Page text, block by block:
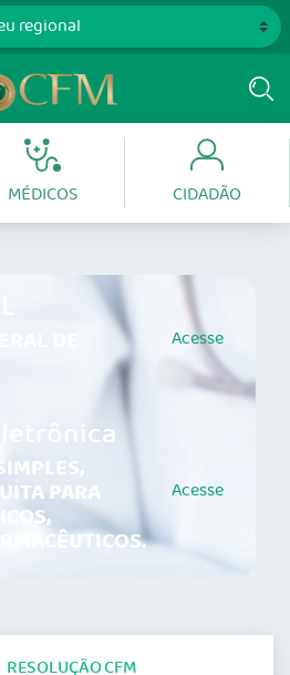
MÉDICOS CIDADÃO
DE Acesse
PARA Acesse
RESOLUÇÃO CFM